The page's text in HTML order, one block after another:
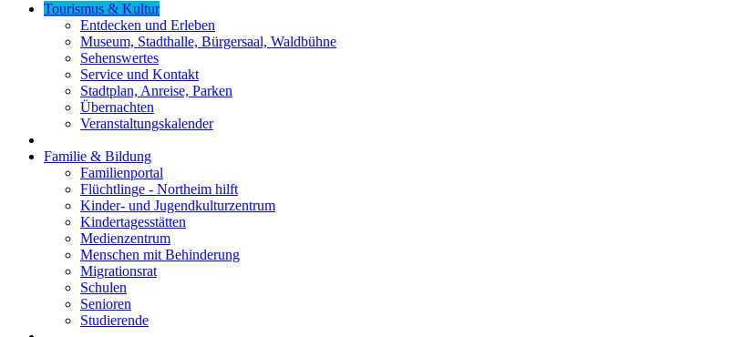
Tourismus & Kultur
Entdecken und Erleben
Museum, Stadthalle, Bürgersaal, Waldbühne
Sehenswertes
Service und Kontakt
Stadtplan, Anreise, Parken
Übernachten
Veranstaltungskalender
Familie & Bildung
Familienportal
Flüchtlinge - Northeim hilft
Kinder- und Jugendkulturzentrum
Kindertagesstätten
Medienzentrum
Menschen mit Behinderung
Migrationsrat
Schulen
Senioren
Studierende